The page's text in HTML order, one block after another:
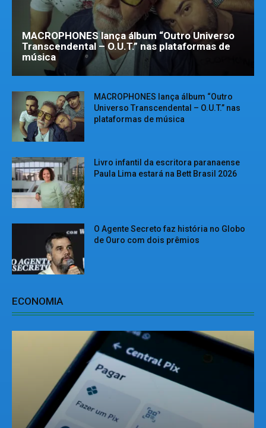
MACROPHONES lança álbum “Outro Universo
Transcendental – O.U.T.” nas plataformas de
música
MACROPHONES lança álbum “Outro
Universo Transcendental – O.U.T.” nas
plataformas de música
Livro infantil da escritora paranaense
Paula Lima estará na Bett Brasil 2026
O Agente Secreto faz história no Globo
de Ouro com dois prêmios
ECONOMIA